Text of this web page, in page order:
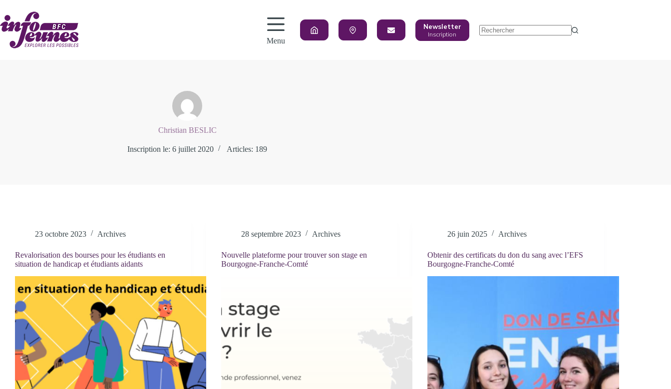
contenu
Menu
Newsletter
Inscription
Christian BESLIC
Inscription le: 6 juillet 2020 Articles: 189
23 octobre 2023 Archives
Revalorisation des bourses pour les étudiants en
situation de handicap et étudiants aidants
28 septembre 2023 Archives
Nouvelle plateforme pour trouver son stage en
Bourgogne-Franche-Comté
26 juin 2025 Archives
Obtenir des certificats du don du sang avec l’EFS
Bourgogne-Franche-Comté